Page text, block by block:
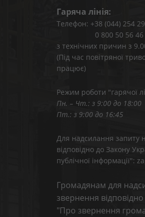
Гаряча лінія:
Телефон: +38 (044) 254
0 800 50 56 46 –
з технічних причин з
(Під час повітряної
працює)
Режим роботи "гарячої
Пн. – Чт.: з 9:00 до 18:00
Пт.: з 9:00 до 16:45
Для надсилання запиту
відповідно до Закону
публічної інформації":
Громадянам для
звернення
"Про звернення